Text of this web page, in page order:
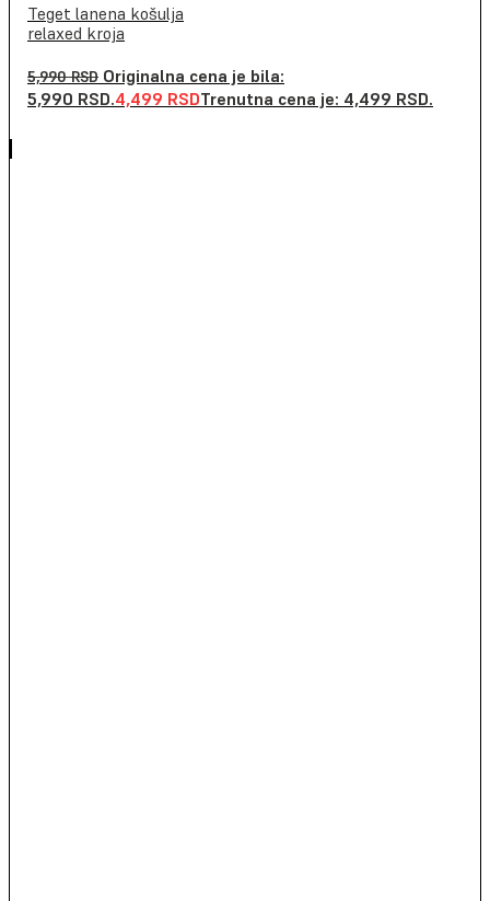
Teget lanena košulja
relaxed kroja
5,990RSD Originalna cena je bila:
5,990 RSD.4,499 RSDTrenutna cena je: 4,499 RSD.